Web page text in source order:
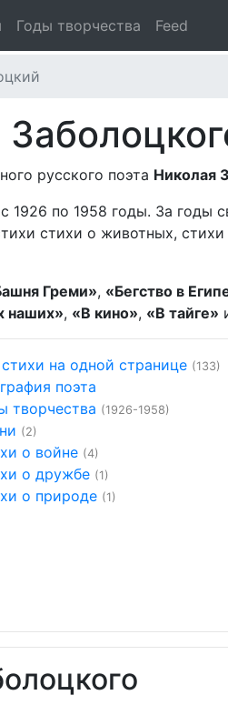
Годы творчества Feed
русского поэта Николая
1926 по 1958 годы. За годы
стихи о животных,
Греми», «Бегство в
наших», «В кино», «В тайге»
на одной странице (133)
поэта
творчества (1926-1958)
(2)
о войне (4)
о дружбе (1)
о природе (1)